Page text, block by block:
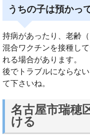
うちの子は預かっ
持病があったり、老齢
混合ワクチンを接種し
れる場合があります。
後でトラブルにならな
て下さいね。
名古屋市瑞穂
ける